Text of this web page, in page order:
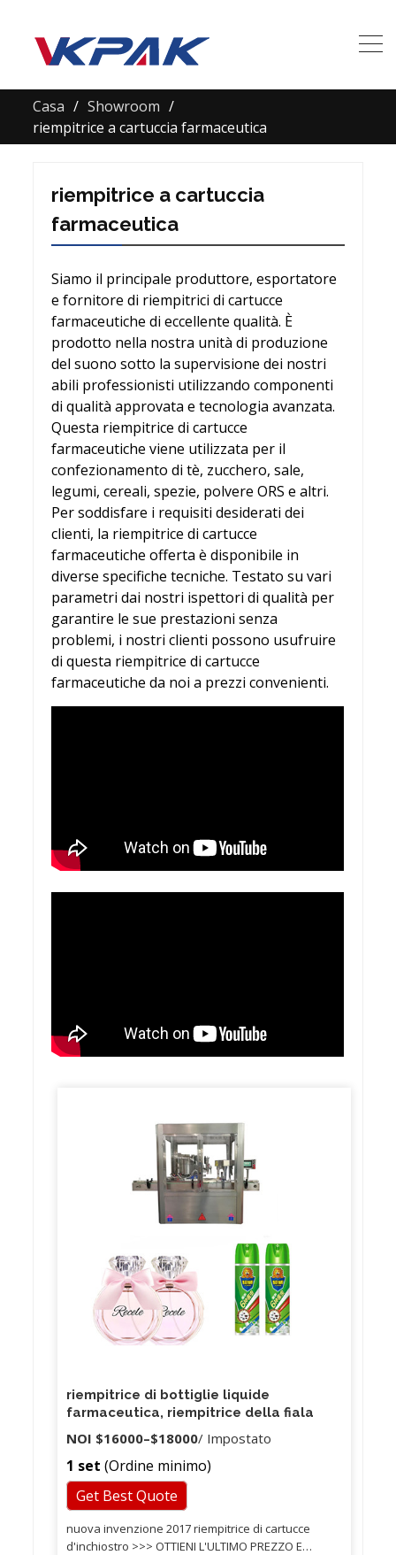
Casa
Showroom
riempitrice a cartuccia farmaceutica
riempitrice a cartuccia
farmaceutica
Siamo il principale produttore, esportatore
e fornitore di riempitrici di cartucce
farmaceutiche di eccellente qualità. È
prodotto nella nostra unità di produzione
del suono sotto la supervisione dei nostri
abili professionisti utilizzando componenti
di qualità approvata e tecnologia avanzata.
Questa riempitrice di cartucce
farmaceutiche viene utilizzata per il
confezionamento di tè, zucchero, sale,
legumi, cereali, spezie, polvere ORS e altri.
Per soddisfare i requisiti desiderati dei
clienti, la riempitrice di cartucce
farmaceutiche offerta è disponibile in
diverse specifiche tecniche. Testato su vari
parametri dai nostri ispettori di qualità per
garantire le sue prestazioni senza
problemi, i nostri clienti possono usufruire
di questa riempitrice di cartucce
farmaceutiche da noi a prezzi convenienti.
riempitrice di bottiglie liquide
farmaceutica, riempitrice della fiala
NOI $16000–$18000/ Impostato
1 set (Ordine minimo)
Get Best Quote
nuova invenzione 2017 riempitrice di cartucce
d'inchiostro >>> OTTIENI L'ULTIMO PREZZO E